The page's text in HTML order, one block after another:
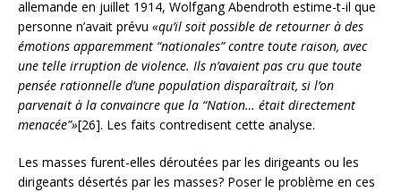
allemande en juillet 1914, Wolfgang Abendroth estime-t-il que
personne n’avait prévu «qu’il soit possible de retourner à des
émotions apparemment “nationales” contre toute raison, avec
une telle irruption de violence. Ils n’avaient pas cru que toute
pensée rationnelle d’une population disparaîtrait, si l’on
parvenait à la convaincre que la “Nation… était directement
menacée”»[26]. Les faits contredisent cette analyse.
Les masses furent-elles déroutées par les dirigeants ou les
dirigeants désertés par les masses? Poser le problème en ces